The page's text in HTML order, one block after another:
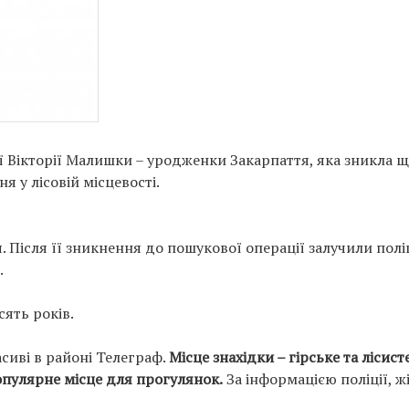
Малишки – уродженки Закарпаття, яка зникла
у лісовій місцевості.
її зникнення до пошукової операції залучили
років.
в районі Телеграф.Місце знахідки – гірське та
місце для прогулянок.За інформацією поліції,